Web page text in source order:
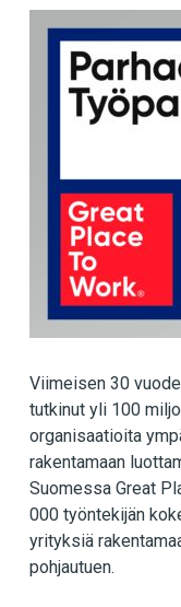
Viimeisen 30
tutkinut yli 100
organisaatioita
rakentamaan
Suomessa Great
000 työntekijän
yrityksiä
pohjautuen.